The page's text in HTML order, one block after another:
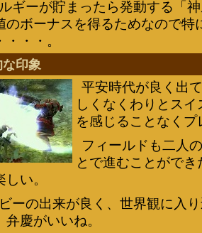
ギーが貯まったら発動する「
のボーナスを得るためなので特
・・・。
印象
平安時代が良く出
しくなくわりとス
を感じることなくプ
フィールドも二人
とで進むことがで
しい。
ーの出来が良く、世界観に入
弁慶がいいね。